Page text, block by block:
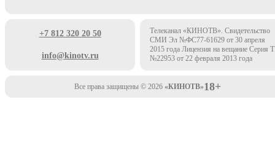
+7 812 320 20 50
info@kinotv.ru
Телеканал «КИНОТВ». Свидетельство
СМИ Эл №ФС77-61629 от 30 апреля
2015 года Лицензия на вещание Серия
№22953 от 22 февраля 2013 года
Все права защищены © 2026 «КИНОТВ»18+